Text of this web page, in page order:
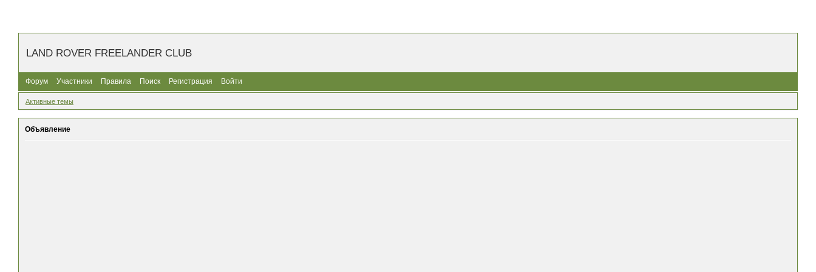
LAND ROVER FREELANDER CLUB
Форум Участники Правила Поиск Регистрация Войти
Активные темы
Объявление